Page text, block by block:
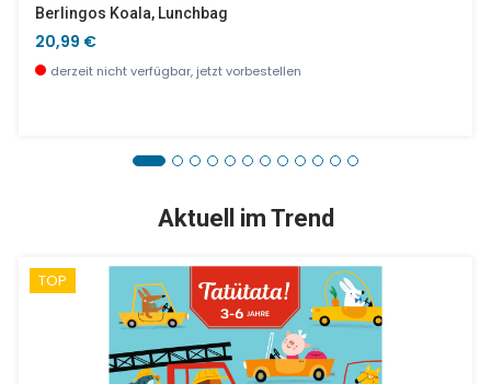
Berlingos Koala, Lunchbag
20,99 €
derzeit nicht verfügbar, jetzt vorbestellen
Aktuell im Trend
TOP